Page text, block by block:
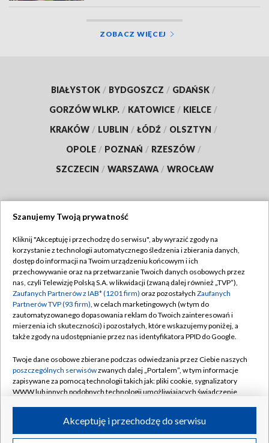
ZOBACZ WIĘCEJ
BIAŁYSTOK / BYDGOSZCZ / GDAŃSK /
GORZÓW WLKP. / KATOWICE / KIELCE /
KRAKÓW / LUBLIN / ŁÓDŹ / OLSZTYN /
OPOLE / POZNAŃ / RZESZÓW /
SZCZECIN / WARSZAWA / WROCŁAW
TVP
Abonament TVP
Emisja w TVP
Centrum informacji TVP
Naziemna Telewizja Cyfrowa
Rada Programowa
System NOS
Informacje o nadawcy
Program dla prasy
Regulamin TVP
Polityka prywatności
Moje zgody
Pomoc
Kontakt
Kanały
©2026 Telewizja Polska S.A. w likwidacji
Szanujemy Twoją prywatność
Kliknij "Akceptuję i przechodzę do serwisu", aby wyrazić zgody na
korzystanie z technologii automatycznego śledzenia i zbierania danych,
dostęp do informacji na Twoim urządzeniu końcowym i ich
przechowywanie oraz na przetwarzanie Twoich danych osobowych przez
nas, czyli Telewizję Polską S.A. w likwidacji (zwaną dalej również „TVP”),
Zaufanych Partnerów z IAB* (1201 firm) oraz pozostałych Zaufanych
Partnerów TVP (93 firm), w celach marketingowych (w tym do
zautomatyzowanego dopasowania reklam do Twoich zainteresowań i
mierzenia ich skuteczności) i pozostałych, które wskazujemy poniżej, a
także zgody na udostępnianie przez nas identyfikatora PPID do Google.
Twoje dane osobowe zbierane podczas odwiedzania przez Ciebie naszych
poszczególnych serwisówzwanych dalej „Portalem”, w tym informacje
zapisywane za pomocą technologii takich jak: pliki cookie, sygnalizatory
WWW lub innych podobnych technologii umożliwiających świadczenie
ruchu w Internecie.Akceptuję i przechodzę do serwisu